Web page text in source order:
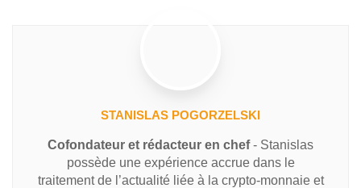
STANISLAS POGORZELSKI
Cofondateur et rédacteur en chef- Stanislas
possède une expérience accrue dans le
traitement de l’actualité liée à la crypto-monnaie et